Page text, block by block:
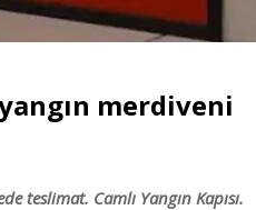
yangın merdiveni
teslimat. Camlı Yangın Kapısı.